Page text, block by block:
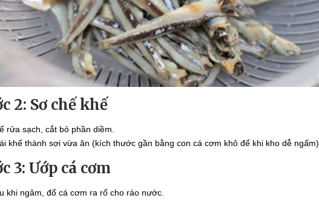
2: Sơ chế khế
rửa sạch, cắt bỏ phần diềm.
khế thành sợi vừa ăn (kích thước gần bằng con cá cơm khô để khi kho dễ ngấm).
3: Ướp cá cơm
khi ngâm, đổ cá cơm ra rổ cho ráo nước.